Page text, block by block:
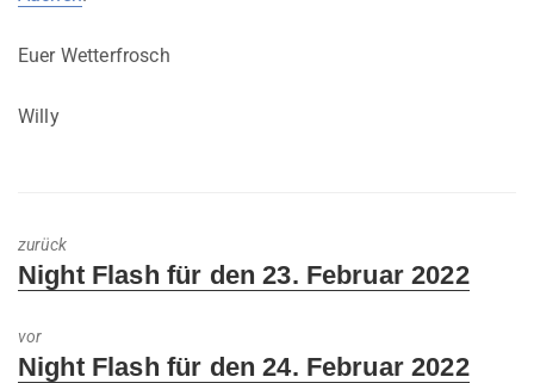
Euer Wetterfrosch
Willy
zurück
Previous
Night Flash für den 23. Februar 2022
vor
Next
Night Flash für den 24. Februar 2022